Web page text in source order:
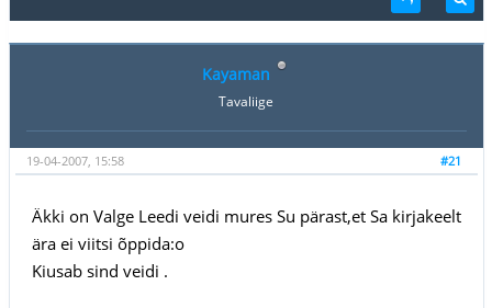
Kayaman
Tavaliige
#21
19-04-2007, 15:58
Äkki on Valge Leedi veidi mures Su pärast,et Sa kirjakeelt
ära ei viitsi õppida:o
Kiusab sind veidi .